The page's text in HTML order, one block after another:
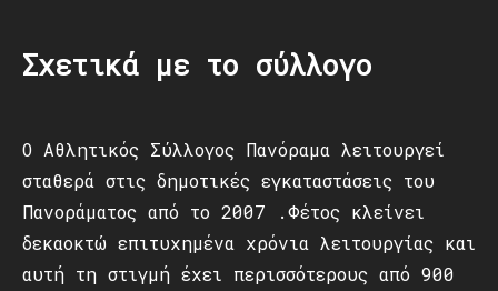
Σχετικά με το σύλλογο
Ο Αθλητικός Σύλλογος Πανόραμα λειτουργεί
σταθερά στις δημοτικές εγκαταστάσεις του
Πανοράματος από το 2007 .Φέτος κλείνει
δεκαοκτώ επιτυχημένα χρόνια λειτουργίας και
αυτή τη στιγμή έχει περισσότερους από 900